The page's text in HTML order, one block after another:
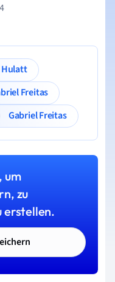
Lily Hulatt
Freitas
Gabriel Freitas
um
zu
erstellen.